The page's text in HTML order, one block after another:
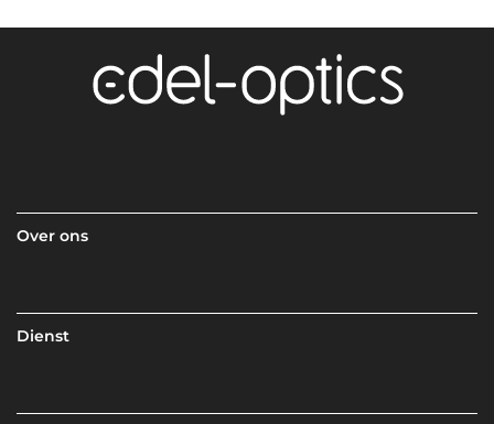
Over ons
Dienst